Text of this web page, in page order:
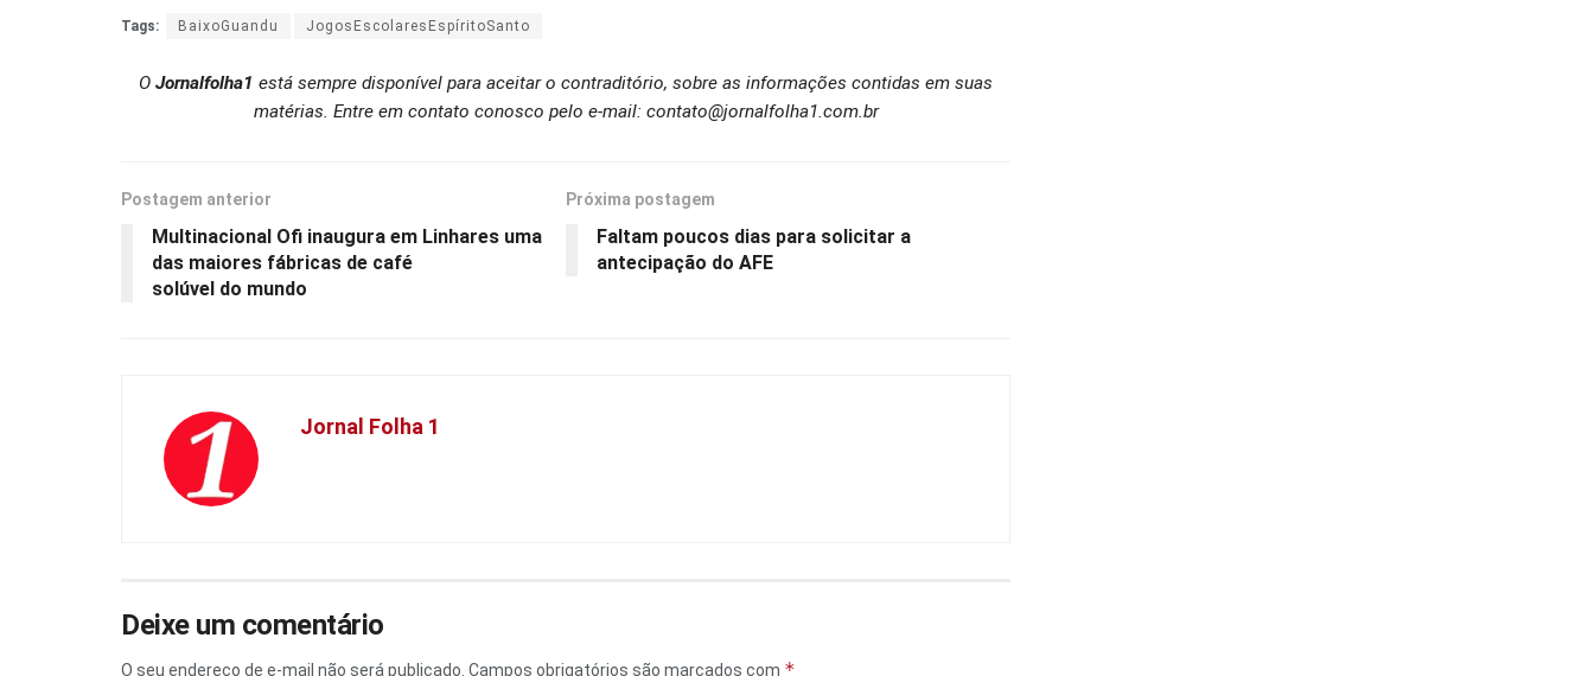
Tags: BaixoGuandu JogosEscolaresEspíritoSanto
O Jornalfolha1 está sempre disponível para aceitar o contraditório, sobre as informações contidas em suas
matérias. Entre em contato conosco pelo e-mail: contato@jornalfolha1.com.br
Postagem anterior
Multinacional Ofi inaugura em Linhares uma
das maiores fábricas de café
solúvel do mundo
Próxima postagem
Faltam poucos dias para solicitar a
antecipação do AFE
Jornal Folha 1
Deixe um comentário
O seu endereço de e-mail não será publicado. Campos obrigatórios são marcados com *